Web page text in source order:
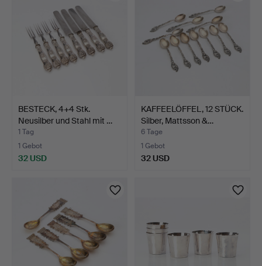
BESTECK, 4+4 Stk.
Neusilber und Stahl mit …
1 Tag
1 Gebot
32 USD
KAFFEELÖFFEL, 12 STÜCK.
Silber, Mattsson &…
6 Tage
1 Gebot
32 USD